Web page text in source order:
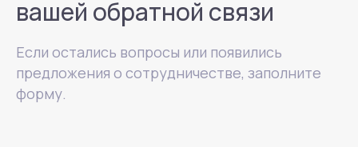
вашей обратной связи
Если остались вопросы или появились
предложения о сотрудничестве, заполните
форму.